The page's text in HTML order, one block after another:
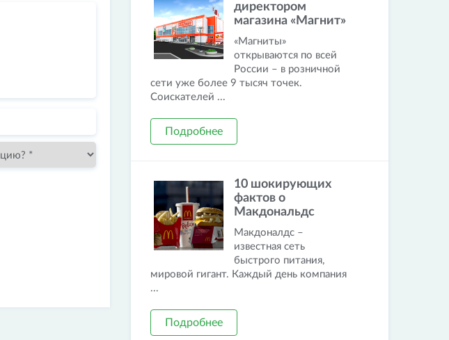
директором
магазина «Магнит»
«Магниты»
открываются по всей
России – в розничной
сети уже более 9 тысяч точек.
Соискателей ...
Подробнее
10 шокирующих
фактов о
Макдональдс
Макдоналдс –
известная сеть
быстрого питания,
мировой гигант. Каждый день компания
...
Подробнее